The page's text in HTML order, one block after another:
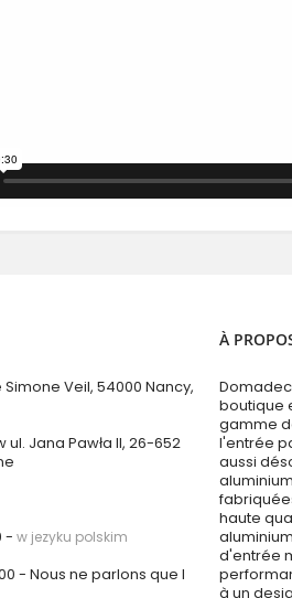
Simone Veil, 54000 Nancy,
ul. Jana Pawła II, 26-652
- w jezyku polskim
- Nous ne parlons que l
À
boutique
gamme
l'entrée
aussi
haute
d'entrée
à un